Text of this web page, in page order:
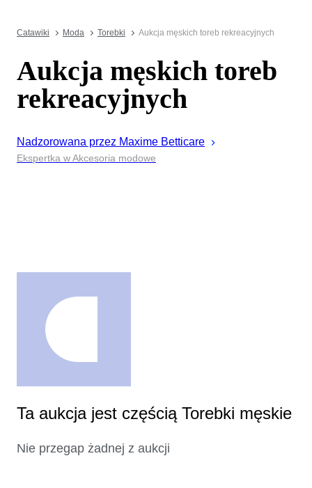
Catawiki Moda Torebki Aukcja męskich toreb rekreacyjnych
Aukcja męskich toreb
rekreacyjnych
Nadzorowana przez Maxime Betticare
Ekspertka w Akcesoria modowe
Ta aukcja jest częścią Torebki męskie
Nie przegap żadnej z aukcji